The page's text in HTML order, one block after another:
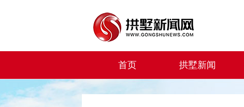
首页 拱墅新闻